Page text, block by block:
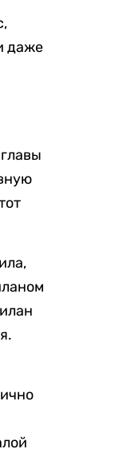
даже